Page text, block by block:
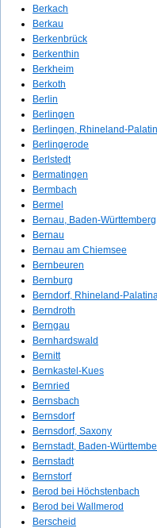
Berkach
Berkau
Berkenbrück
Berkenthin
Berkheim
Berkoth
Berlin
Berlingen
Berlingen, Rhineland-
Berlingerode
Berlstedt
Bermatingen
Bermbach
Bermel
Bernau, Baden-Württemberg
Bernau
Bernau am Chiemsee
Bernbeuren
Bernburg
Berndorf, Rhineland-
Berndroth
Berngau
Bernhardswald
Bernitt
Bernkastel-Kues
Bernried
Bernsbach
Bernsdorf
Bernsdorf, Saxony
Bernstadt, Baden-
Bernstadt
Bernstorf
Berod bei Höchstenbach
Berod bei Wallmerod
Berscheid